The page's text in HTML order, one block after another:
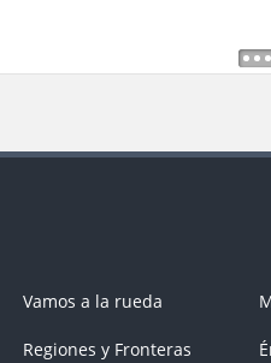
Vamos a la rueda
Regiones y Fronteras